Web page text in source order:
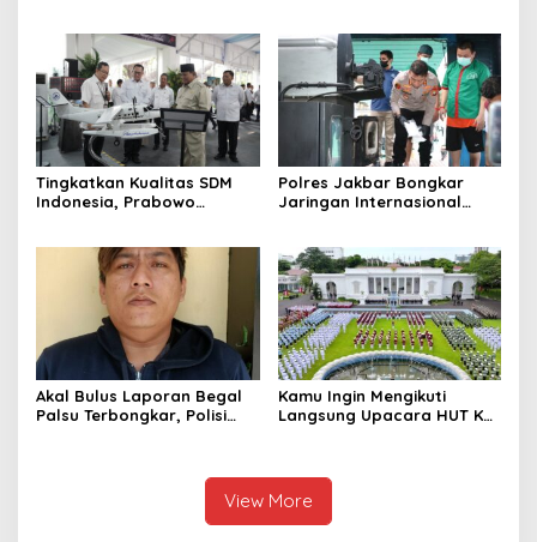
Tingkatkan Kualitas SDM
Indonesia, Prabowo
Terbaik Dunia
Polres Jakbar Bongkar
Jaringan Internasional
Diringkus dan Barang Bukti
1,1 Ton Rp119 Miliar
Dimusnahkan
Akal Bulus Laporan Begal
Palsu Terbongkar, Polisi
Kamu Ingin Mengikuti
Langsung Upacara HUT Ke-
Sini
View More